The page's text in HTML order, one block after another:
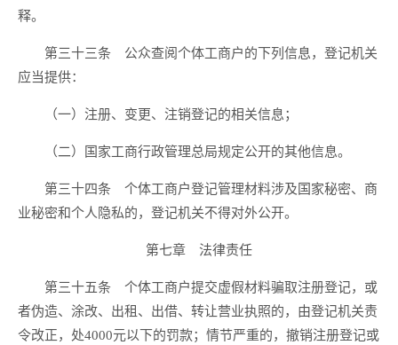
释。
第三十三条 公众查阅个体工商户的下列信息，登记机关
应当提供：
（一）注册、变更、注销登记的相关信息；
（二）国家工商行政管理总局规定公开的其他信息。
第三十四条 个体工商户登记管理材料涉及国家秘密、商
业秘密和个人隐私的，登记机关不得对外公开。
第七章 法律责任
第三十五条 个体工商户提交虚假材料骗取注册登记，或
者伪造、涂改、出租、出借、转让营业执照的，由登记机关责
令改正，处4000元以下的罚款；情节严重的，撤销注册登记或